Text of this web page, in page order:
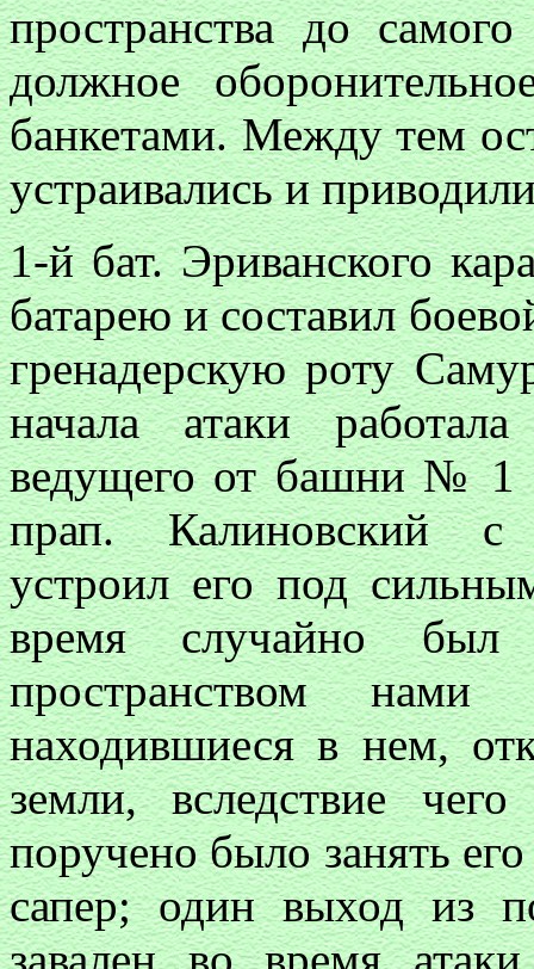
пространства до
должное
банкетами. Между тем
устраивались и
1-й бат. Эриванского
батарею и составил
гренадерскую роту
начала атаки
ведущего от башни № 1
прап. Калиновский с
устроил его под
время случайно
пространством нами
находившиеся в нем,
земли, вследствие
поручено было занять
сапер; один выход из